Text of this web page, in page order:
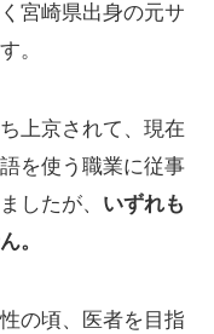
宮崎県出身の元サ
。
上京されて、現在
を使う職業に従事
したが、 いずれも
。
の頃、医者を目指